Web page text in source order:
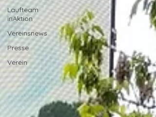
Laufteam
inAktion
Vereinsnews
Presse
Verein